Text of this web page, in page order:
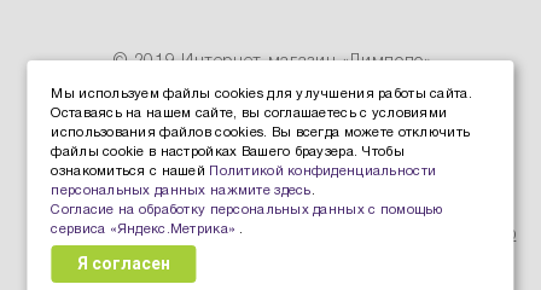
© 2019 Интернет магазин «Лимпопо»
Политика конфиденциальности персональных данных
Политика защиты и обработки персональных данных
Согласие Пользователя на обработку персональных
данных
Согласие на обработку персональных данных с помощью
сервиса «Яндекс.Метрика»
Мы используем файлы cookies для улучшения работы сайта.
Оставаясь на нашем сайте, вы соглашаетесь с условиями
использования файлов cookies. Вы всегда можете отключить
файлы cookie в настройках Вашего браузера. Чтобы
ознакомиться с нашей
Политикой конфиденциальности
персональных данных нажмите здесь .
Согласие на обработку персональных данных с помощью
сервиса «Яндекс.Метрика» .
Я согласен